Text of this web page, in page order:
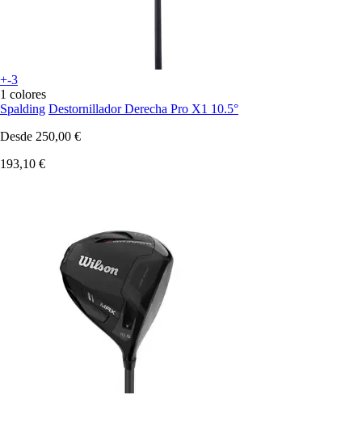
+-3
1 colores
Spalding Destornillador Derecha Pro X1 10.5°
Desde 250,00 €
193,10 €